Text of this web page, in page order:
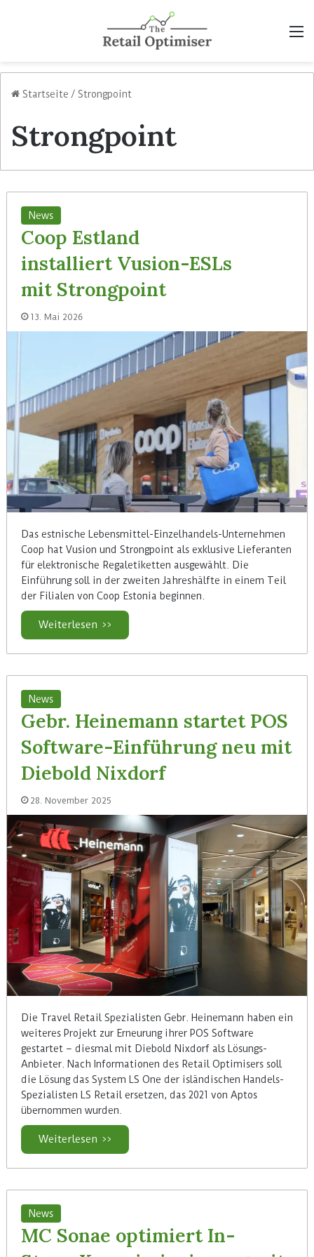
Startseite / Strongpoint
Strongpoint
News
Coop Estland
installiert Vusion-ESLs
mit Strongpoint
13. Mai 2026
Das estnische Lebensmittel-Einzelhandels-Unternehmen
Coop hat Vusion und Strongpoint als exklusive Lieferanten
für elektronische Regaletiketten ausgewählt. Die
Einführung soll in der zweiten Jahreshälfte in einem Teil
der Filialen von Coop Estonia beginnen.
Weiterlesen >>
News
Gebr. Heinemann startet POS
Software-Einführung neu mit
Diebold Nixdorf
28. November 2025
Die Travel Retail Spezialisten Gebr. Heinemann haben ein
weiteres Projekt zur Erneurung ihrer POS Software
gestartet – diesmal mit Diebold Nixdorf als Lösungs-
Anbieter. Nach Informationen des Retail Optimisers soll
die Lösung das System LS One der isländischen Handels-
Spezialisten LS Retail ersetzen, das 2021 von Aptos
übernommen wurden.
Weiterlesen >>
News
MC Sonae optimiert In-